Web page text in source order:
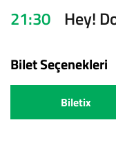
21:30 Hey!
Bilet Seçenekleri
Biletix